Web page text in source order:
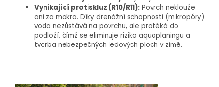
Vynikající protiskluz (R10/R11): Povrch neklouže
ani za mokra. Díky drenážní schopnosti (mikropóry)
voda nezůstává na povrchu, ale protéká do
podloží, čímž se eliminuje riziko aquaplaningu a
tvorba nebezpečných ledových ploch v zimě.